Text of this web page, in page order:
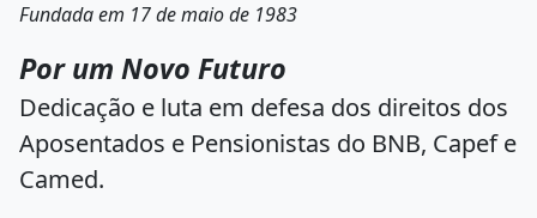
Fundada em 17 de maio de 1983
Por um Novo Futuro
Dedicação e luta em defesa dos direitos dos
Aposentados e Pensionistas do BNB, Capef e
Camed.